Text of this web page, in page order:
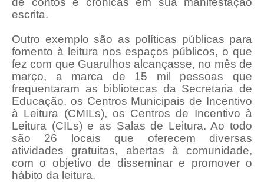
escrita.
Outro exemplo são as políticas públicas para
fomento à leitura nos espaços públicos, o que
fez com que Guarulhos alcançasse, no mês de
março, a marca de 15 mil pessoas que
frequentaram as bibliotecas da Secretaria de
Educação, os Centros Municipais de Incentivo
à Leitura (CMILs), os Centros de Incentivo à
Leitura (CILs) e as Salas de Leitura. Ao todo
são 26 locais que oferecem diversas
atividades gratuitas, abertas à comunidade,
com o objetivo de disseminar e promover o
hábito da leitura.